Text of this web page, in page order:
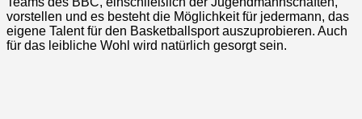
vorstellen und es besteht die Möglichkeit für jedermann, das
eigene Talent für den Basketballsport auszuprobieren. Auch
für das leibliche Wohl wird natürlich gesorgt sein.